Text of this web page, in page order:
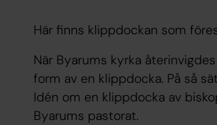
Här finns klippdockan som
När Byarums kyrka
form av en klippdocka. På så
Idén om en klippdocka av
Byarums pastorat.